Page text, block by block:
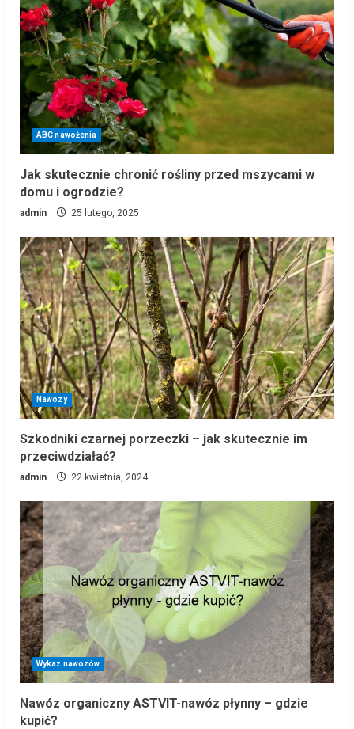
ABC nawożenia
Jak skutecznie chronić rośliny przed mszycami w
domu i ogrodzie?
admin 25 lutego, 2025
Nawozy
Szkodniki czarnej porzeczki – jak skutecznie im
przeciwdziałać?
admin 22 kwietnia, 2024
Wykaz nawozów
Nawóz organiczny ASTVIT-nawóz płynny – gdzie
kupić?